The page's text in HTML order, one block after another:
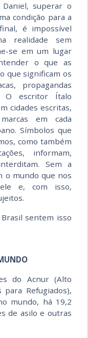
Daniel, superar o
condição para a
é impossível
realidade sem
se em um lugar
o que as
que significam os
propagandas
O escritor Ítalo
cidades escritas,
em cada
Símbolos que
como também
informam,
Sem a
o mundo que nos
e, com isso,
sentem isso
do Acnur (Alto
para Refugiados),
mundo, há 19,2
de asilo e outras